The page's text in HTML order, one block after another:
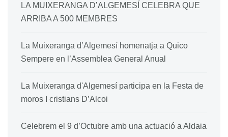
LA MUIXERANGA D’ALGEMESÍ CELEBRA QUE
ARRIBA A 500 MEMBRES
La Muixeranga d’Algemesí homenatja a Quico
Sempere en l’Assemblea General Anual
La Muixeranga d'Algemesí participa en la Festa de
moros I cristians D’Alcoi
Celebrem el 9 d’Octubre amb una actuació a Aldaia